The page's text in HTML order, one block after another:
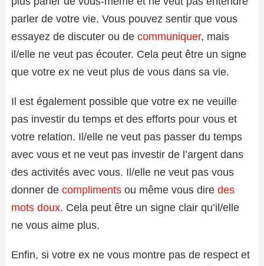
parler de votre vie. Vous pouvez sentir que vous
essayez de discuter ou de communiquer, mais
il/elle ne veut pas écouter. Cela peut être un signe
que votre ex ne veut plus de vous dans sa vie.
Il est également possible que votre ex ne veuille
pas investir du temps et des efforts pour vous et
votre relation. Il/elle ne veut pas passer du temps
avec vous et ne veut pas investir de l’argent dans
des activités avec vous. Il/elle ne veut pas vous
donner de compliments ou même vous dire des
mots doux. Cela peut être un signe clair qu’il/elle
ne vous aime plus.
Enfin, si votre ex ne vous montre pas de respect et